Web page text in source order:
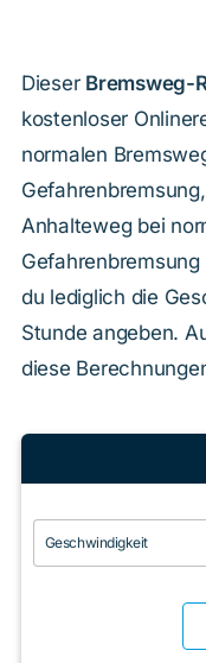
Dieser Bremsweg-
kostenloser
normalen
Anhalteweg bei
du lediglich die
Stunde angeben.
diese
Geschwindigkeit